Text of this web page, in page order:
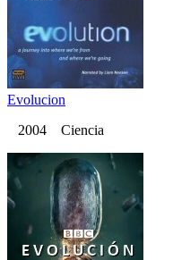
Evolucion
2004 Ciencia